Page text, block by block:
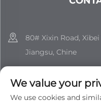
80# Xixin Road,
Jiangsu, Chine
[email protected]
We value your
We use cookies and